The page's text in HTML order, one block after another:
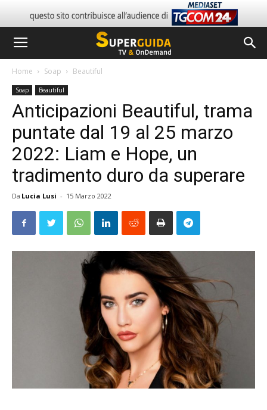
Home Soap Beautiful
Soap Beautiful
Anticipazioni Beautiful, trama
puntate dal 19 al 25 marzo
2022: Liam e Hope, un
tradimento duro da superare
Da Lucia Lusi - 15 Marzo 2022